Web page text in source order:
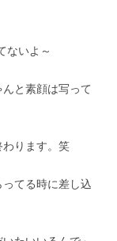
ないよ～
と素顔は写って
わります。笑
てる時に差し込